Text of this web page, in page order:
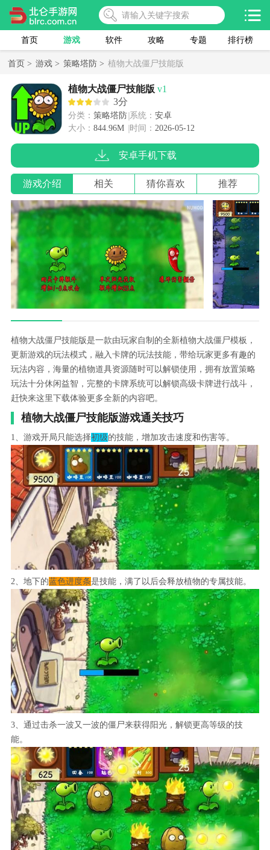
首页 游戏 软件 攻略 专题 排行榜
首页 > 游戏 > 策略塔防 > 植物大战僵尸技能版
植物大战僵尸技能版 v1
3分
分类： 策略塔防 系统： 安卓
大小： 844.96M 时间： 2026-05-12
安卓手机下载
游戏介绍 相关 猜你喜欢 推荐
植物大战僵尸技能版是一款由玩家自制的全新植物大战僵尸模板，
更新游戏的玩法模式，融入卡牌的玩法技能，带给玩家更多有趣的
玩法内容，海量的植物道具资源随时可以解锁使用，拥有放置策略
玩法十分休闲益智，完整的卡牌系统可以解锁高级卡牌进行战斗，
赶快来这里下载体验更多全新的内容吧。
植物大战僵尸技能版游戏通关技巧
1、游戏开局只能选择初级的技能，增加攻击速度和伤害等。
2、地下的蓝色进度条是技能，满了以后会释放植物的专属技能。
3、通过击杀一波又一波的僵尸来获得阳光，解锁更高等级的技
能。